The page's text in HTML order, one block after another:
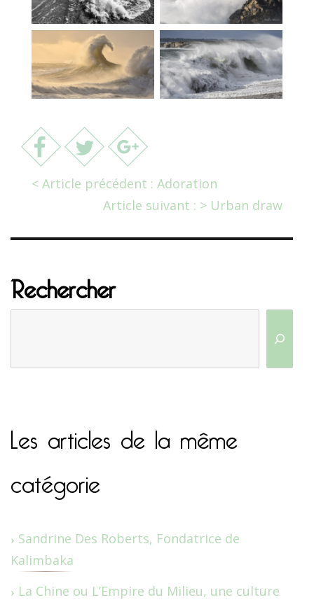
< Article précédent : Adoration
Article suivant : > Urban draw
Rechercher
Les articles de la même
catégorie
Sandrine Des Roberts, Fondatrice de
Kalimbaka
La Chine ou L’Empire du Milieu, une culture